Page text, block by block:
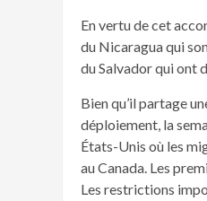
En vertu de cet
du Nicaragua qui
du Salvador qui ont
Bien qu’il partage
déploiement, la
États-Unis où les
au Canada. Les
Les restrictions